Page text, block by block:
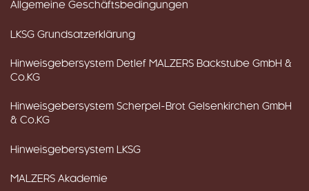
Allgemeine Geschäftsbedingungen
LKSG Grundsatzerklärung
Hinweisgebersystem Detlef MALZERS Backstube GmbH &
Co.KG
Hinweisgebersystem Scherpel-Brot Gelsenkirchen GmbH
& Co.KG
Hinweisgebersystem LKSG
MALZERS Akademie